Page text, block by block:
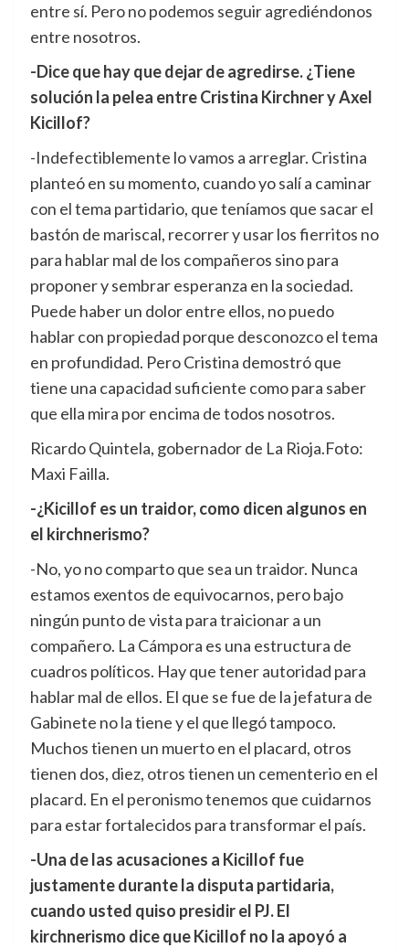
entre sí. Pero no podemos seguir agrediéndonos
entre nosotros.
-Dice que hay que dejar de agredirse. ¿Tiene
solución la pelea entre Cristina Kirchner y Axel
Kicillof?
-Indefectiblemente lo vamos a arreglar. Cristina
planteó en su momento, cuando yo salí a caminar
con el tema partidario, que teníamos que sacar el
bastón de mariscal, recorrer y usar los fierritos no
para hablar mal de los compañeros sino para
proponer y sembrar esperanza en la sociedad.
Puede haber un dolor entre ellos, no puedo
hablar con propiedad porque desconozco el tema
en profundidad. Pero Cristina demostró que
tiene una capacidad suficiente como para saber
que ella mira por encima de todos nosotros.
Ricardo Quintela, gobernador de La Rioja.Foto:
Maxi Failla.
-¿Kicillof es un traidor, como dicen algunos en
el kirchnerismo?
-No, yo no comparto que sea un traidor. Nunca
estamos exentos de equivocarnos, pero bajo
ningún punto de vista para traicionar a un
compañero. La Cámpora es una estructura de
cuadros políticos. Hay que tener autoridad para
hablar mal de ellos. El que se fue de la jefatura de
Gabinete no la tiene y el que llegó tampoco.
Muchos tienen un muerto en el placard, otros
tienen dos, diez, otros tienen un cementerio en el
placard. En el peronismo tenemos que cuidarnos
para estar fortalecidos para transformar el país.
-Una de las acusaciones a Kicillof fue
justamente durante la disputa partidaria,
cuando usted quiso presidir el PJ. El
kirchnerismo dice que Kicillof no la apoyó a